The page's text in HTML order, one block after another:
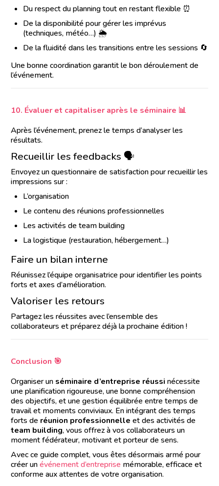
Du respect du planning tout en restant flexible ⏰
De la disponibilité pour gérer les imprévus
(techniques, météo…) 🌦️
De la fluidité dans les transitions entre les sessions 🔄
Une bonne coordination garantit le bon déroulement de
l’événement.
10. Évaluer et capitaliser après le séminaire 📊
Après l’événement, prenez le temps d’analyser les
résultats.
Recueillir les feedbacks 🗣️
Envoyez un questionnaire de satisfaction pour recueillir les
impressions sur :
L’organisation
Le contenu des réunions professionnelles
Les activités de team building
La logistique (restauration, hébergement…)
Faire un bilan interne
Réunissez l’équipe organisatrice pour identifier les points
forts et axes d’amélioration.
Valoriser les retours
Partagez les réussites avec l’ensemble des
collaborateurs et préparez déjà la prochaine édition !
Conclusion 🎯
Organiser un séminaire d’entreprise réussi nécessite
une planification rigoureuse, une bonne compréhension
des objectifs, et une gestion équilibrée entre temps de
travail et moments conviviaux. En intégrant des temps
forts de réunion professionnelle et des activités de
team building, vous offrez à vos collaborateurs un
moment fédérateur, motivant et porteur de sens.
Avec ce guide complet, vous êtes désormais armé pour
créer unévénement d’entreprise mémorable, efficace et
conforme aux attentes de votre organisation.